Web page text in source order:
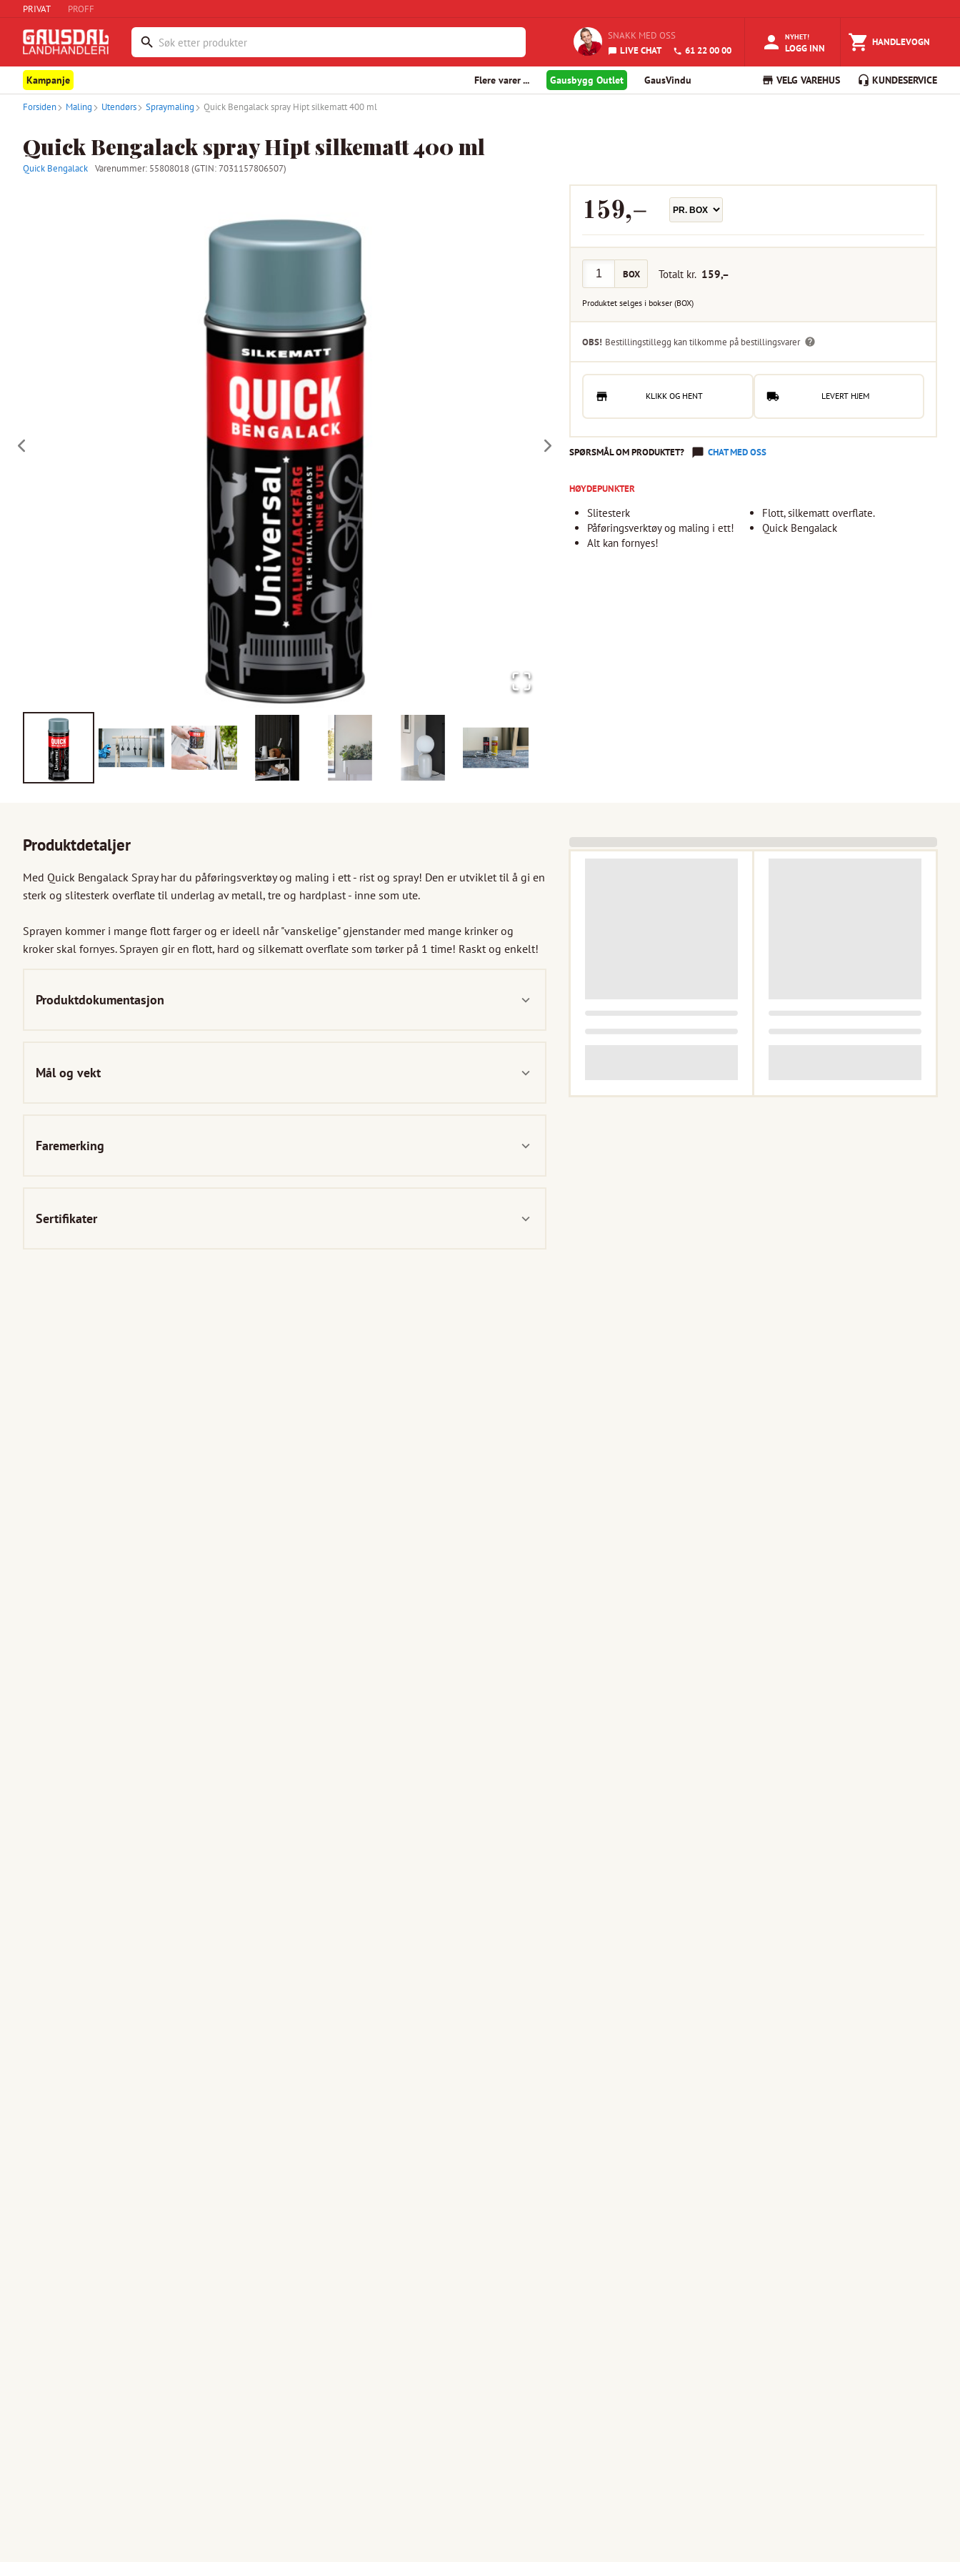
PRIVAT PROFF
SNAKK MED OSS
LIVE CHAT
61 22 00 00
NYHET!
LOGG INN HANDLEVOGN
Kampanje Flere varer ... Gausbygg Outlet GausVindu VELG VAREHUS KUNDESERVICE
Forsiden Maling Utendørs Spraymaling Quick Bengalack spray Hipt silkematt 400 ml
Quick Bengalack spray Hipt silkematt 400 ml
Quick Bengalack Varenummer: 55808018(GTIN: 7031157806507)
159,–
BOX Totalt kr. 159,–
Produktet selges i bokser (BOX)
OBS! Bestillingstillegg kan tilkomme på bestillingsvarer
KLIKK OG HENT LEVERT HJEM
SPØRSMÅL OM PRODUKTET? CHAT MED OSS
HØYDEPUNKTER
Slitesterk
Påføringsverktøy og maling i ett!
Alt kan fornyes!
Flott, silkematt overflate.
Quick Bengalack
Produktdetaljer
Med Quick Bengalack Spray har du påføringsverktøy og maling i ett - rist og spray! Den er utviklet til å gi en
sterk og slitesterk overflate til underlag av metall, tre og hardplast - inne som ute.
Sprayen kommer i mange flott farger og er ideell når "vanskelige" gjenstander med mange krinker og
kroker skal fornyes. Sprayen gir en flott, hard og silkematt overflate som tørker på 1 time! Raskt og enkelt!
Produktdokumentasjon
Mål og vekt
Faremerking
Sertifikater